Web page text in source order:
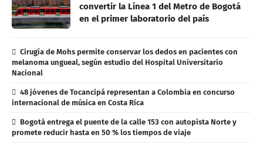
convertir la Línea 1 del Metro de Bogotá
en el primer laboratorio del país
Cirugía de Mohs permite conservar los dedos en pacientes con
melanoma ungueal, según estudio del Hospital Universitario
Nacional
48 jóvenes de Tocancipá representan a Colombia en concurso
internacional de música en Costa Rica
Bogotá entrega el puente de la calle 153 con autopista Norte y
promete reducir hasta en 50 % los tiempos de viaje